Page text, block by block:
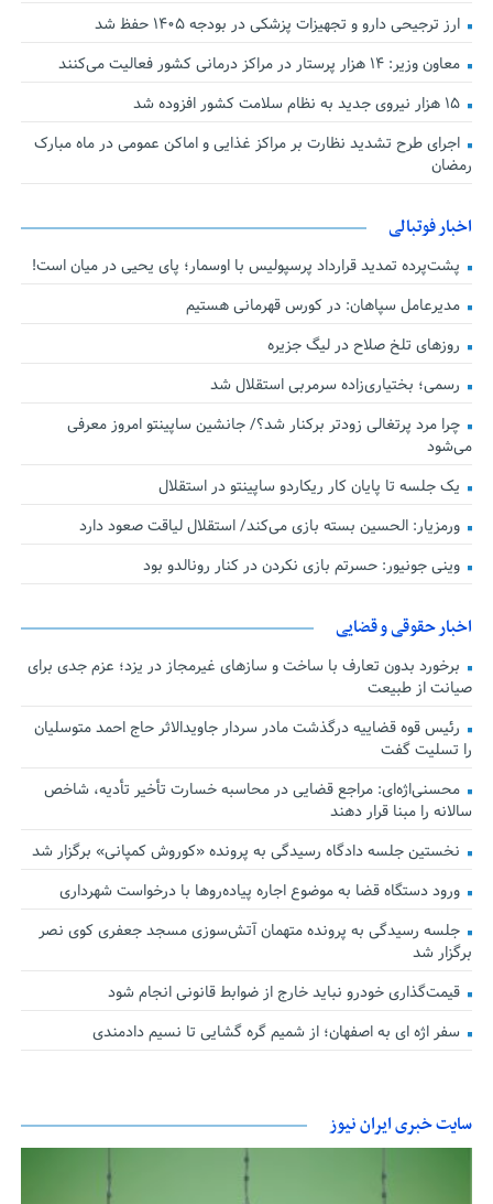
ارز ترجیحی دارو و تجهیزات پزشکی در بودجه ۱۴۰۵ حفظ شد
معاون وزیر: ۱۴ هزار پرستار در مراکز درمانی کشور فعالیت می‌کنند
۱۵ هزار نیروی جدید به نظام سلامت کشور افزوده شد
اجرای طرح تشدید نظارت بر مراکز غذایی و اماکن عمومی در ماه مبارک
رمضان
اخبار فوتبالی
پشت‌پرده تمدید قرارداد پرسپولیس با اوسمار؛ پای یحیی در میان است!
مدیرعامل سپاهان: در کورس قهرمانی هستیم
روزهای تلخ صلاح در لیگ جزیره
رسمی؛ بختیاری‌زاده سرمربی استقلال شد
چرا مرد پرتغالی زودتر برکنار شد؟/ جانشین ساپینتو امروز معرفی
می‌شود
یک جلسه تا پایان کار ریکاردو ساپینتو در استقلال
ورمزیار: الحسین بسته بازی می‌کند/ استقلال لیاقت صعود دارد
وینی جونیور: حسرتم بازی نکردن در کنار رونالدو بود
اخبار حقوقی و قضایی
برخورد بدون تعارف با ساخت‌ و سازهای غیرمجاز در یزد؛ عزم جدی برای
صیانت از طبیعت
رئیس قوه قضاییه درگذشت مادر سردار جاویدالاثر حاج احمد متوسلیان
را تسلیت گفت
محسنی‌اژه‌ای: مراجع قضایی در محاسبه خسارت تأخیر تأدیه، شاخص
سالانه را مبنا قرار دهند
نخستین جلسه دادگاه رسیدگی به پرونده «کوروش کمپانی» برگزار شد
ورود دستگاه قضا به موضوع اجاره پیاده‌روها با درخواست شهرداری
جلسه رسیدگی به پرونده متهمان آتش‌سوزی مسجد جعفری کوی نصر
برگزار شد
قیمت‌گذاری خودرو نباید خارج از ضوابط قانونی انجام شود
سفر اژه ای به اصفهان؛ از شمیم گره گشایی تا نسیم دادمندی
سایت خبری ایران نیوز